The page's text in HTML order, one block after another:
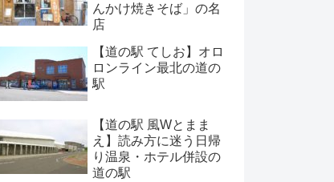
んかけ焼きそば」の名
店
【道の駅 てしお】オロ
ロンライン最北の道の
駅
【道の駅 風Wとまま
え】読み方に迷う日帰
り温泉・ホテル併設の
道の駅